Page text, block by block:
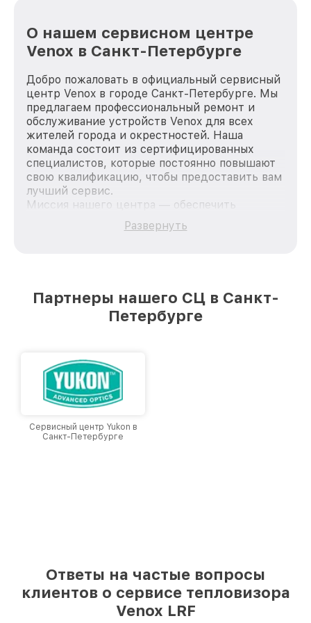
О нашем сервисном центре
Venox в Санкт-Петербурге
Добро пожаловать в официальный сервисный
центр Venox в городе Санкт-Петербурге. Мы
предлагаем профессиональный ремонт и
обслуживание устройств Venox для всех
жителей города и окрестностей. Наша
команда состоит из сертифицированных
специалистов, которые постоянно повышают
свою квалификацию, чтобы предоставить вам
лучший сервис.
Миссия нашего центра — обеспечить
качественный и доступный ремонт для
каждого пользователя продукции Venox, вне
лучшим сервисным центром Venox в городе
Санкт-Петербурге, постоянно повышая
Развернуть
Партнеры нашего СЦ в Санкт-
Петербурге
Сервисный центр Yukon в
Санкт-Петербурге
Ответы на частые вопросы
клиентов о сервисе тепловизора
Venox LRF